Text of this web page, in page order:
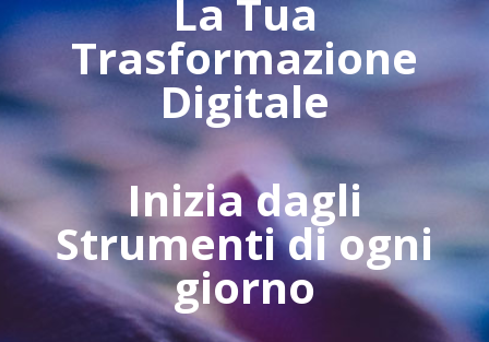
La Tua
Trasformazione
Digitale
Inizia dagli
Strumenti di ogni
giorno